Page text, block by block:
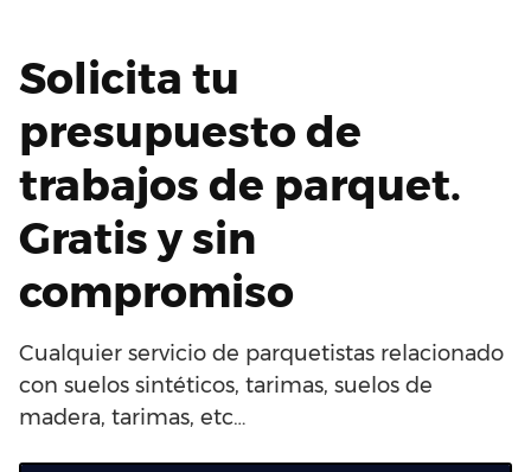
Solicita tu
presupuesto de
trabajos de parquet.
Gratis y sin
compromiso
Cualquier servicio de parquetistas relacionado
con suelos sintéticos, tarimas, suelos de
madera, tarimas, etc…